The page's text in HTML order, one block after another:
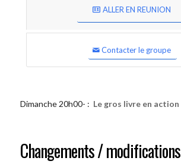
ALLER EN REUNION
Contacter le groupe
Dimanche 20h00- : Le gros livre en action
Changements / modifications